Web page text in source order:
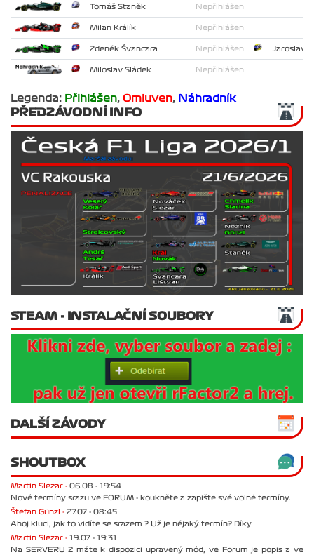
Tomáš Staněk Nepřihlášen
Milan Králík Nepřihlášen
Zdeněk Švancara Nepřihlášen Jaroslav
Miloslav Sládek Nepřihlášen
Legenda: Přihlášen, Omluven, Náhradník
PŘEDZÁVODNÍ INFO
STEAM - INSTALAČNÍ SOUBORY
DALŠÍ ZÁVODY
SHOUTBOX
Martin Slezar - 06.08 - 19:54
Nové termíny srazu ve FORUM - koukněte a zapište své volné termíny.
Štefan Günzl - 27.07 - 08:45
Ahoj kluci, jak to vidíte se srazem ? Už je nějaký termín? Díky
Martin Slezar - 19.07 - 19:31
Na SERVERU 2 máte k dispozici upravený mód, ve Forum je popis a ve